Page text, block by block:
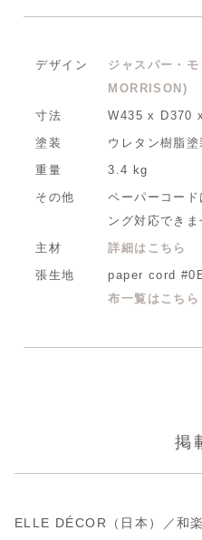
デザイン
ジャスパー・
MORRISON)
寸法
W435 x D370
塗装
ウレタン樹脂塗
重量
3.4 kg
その他
ペーパーコー
ング対応できま
主材
詳細はこちら
張生地
paper cord
布一覧はこちら
掲
ELLE DÉCOR（日本）／和楽